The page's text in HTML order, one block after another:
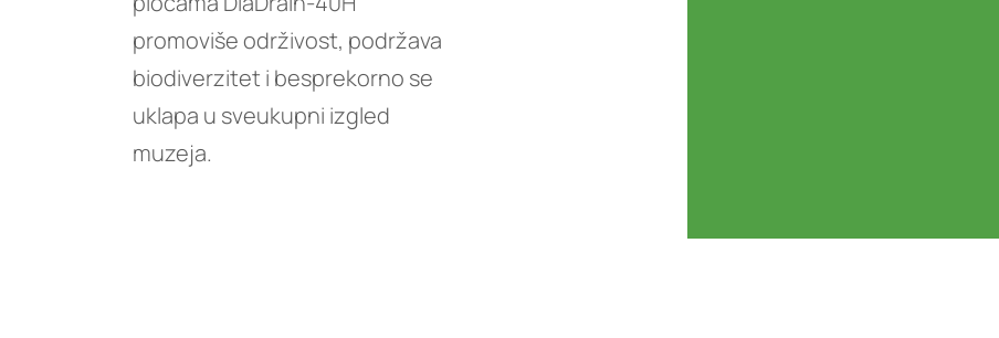
promoviše održivost, podržava
biodiverzitet i besprekorno se
uklapa u sveukupni izgled
muzeja.